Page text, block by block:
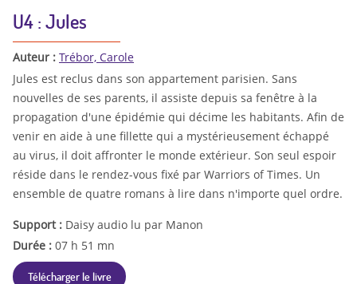
U4 : Jules
Auteur : Trébor, Carole
Jules est reclus dans son appartement parisien. Sans
nouvelles de ses parents, il assiste depuis sa fenêtre à la
propagation d'une épidémie qui décime les habitants. Afin de
venir en aide à une fillette qui a mystérieusement échappé
au virus, il doit affronter le monde extérieur. Son seul espoir
réside dans le rendez-vous fixé par Warriors of Times. Un
ensemble de quatre romans à lire dans n'importe quel ordre.
Support : Daisy audio lu par Manon
Durée : 07 h 51 mn
Télécharger le livre